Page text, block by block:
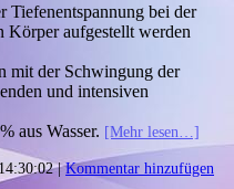
Tiefenentspannung bei der
Körper aufgestellt werden
mit der Schwingung der
und intensiven
aus Wasser. [Mehr lesen…]
|Kommentar hinzufügen